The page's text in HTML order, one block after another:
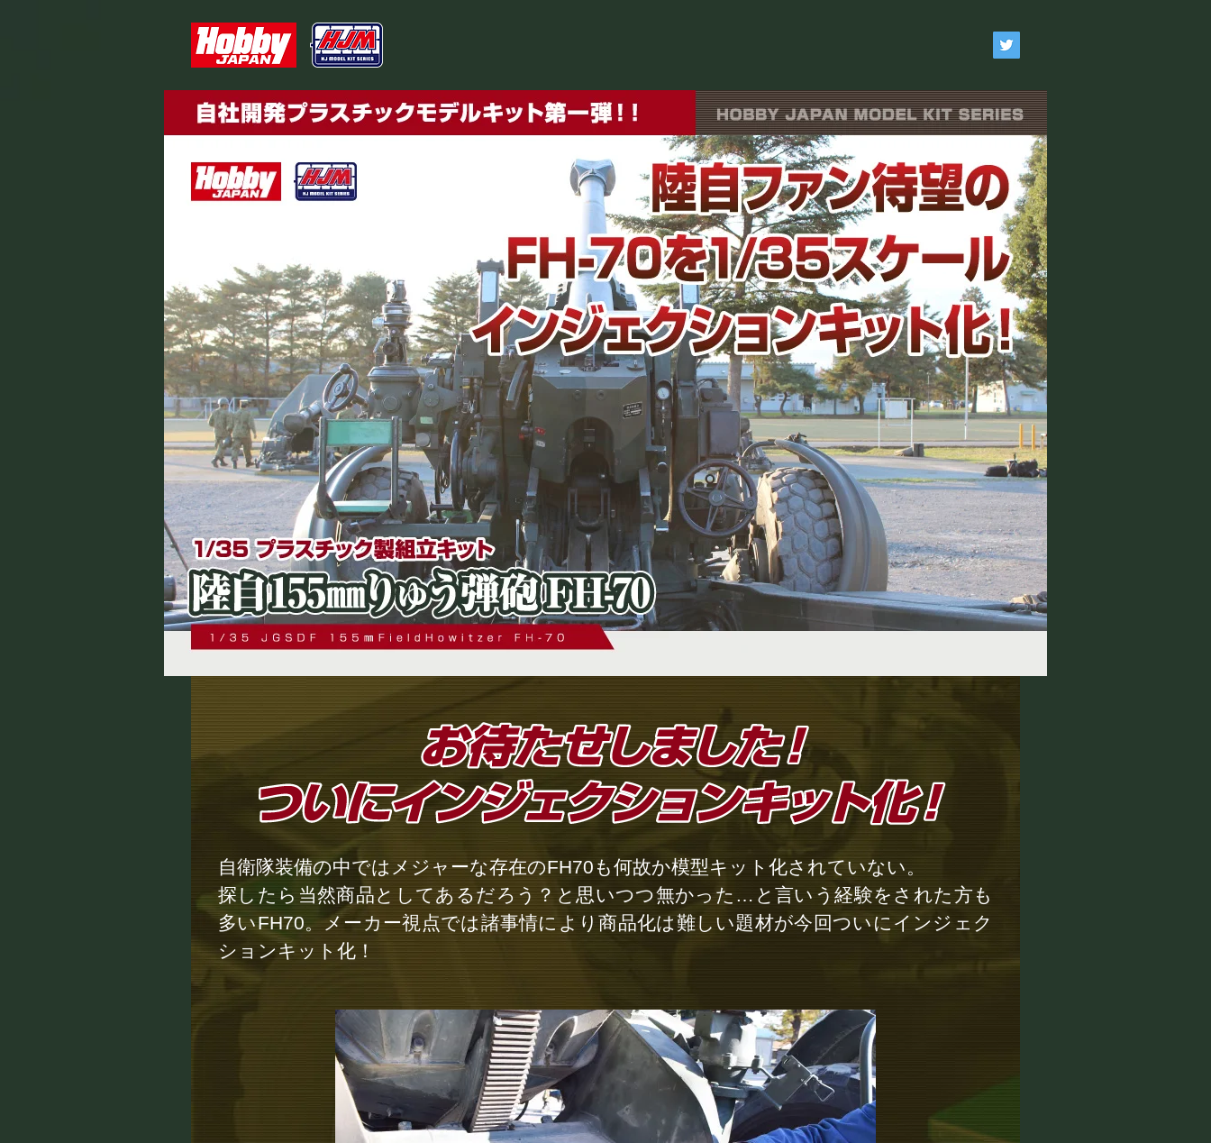
自衛隊装備の中ではメジャーな存在のFH70も何故か模型キット化されていない。
探したら当然商品としてあるだろう？と思いつつ無かった…と言いう経験をされた方も
多いFH70。メーカー視点では諸事情により商品化は難しい題材が今回ついにインジェク
ションキット化！